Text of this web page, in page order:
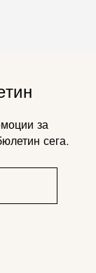
за
сега.